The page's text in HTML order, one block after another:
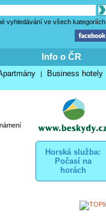
vyhledávání ve všech kategoriích
Info o ČR
| Business hotely
Horská služba:
Počasí na
horách